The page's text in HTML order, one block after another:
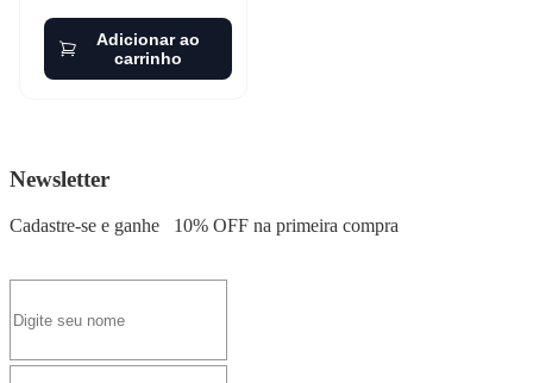
Adicionar ao
carrinho
Newsletter
Cadastre-se e ganhe 10% OFF na primeira compra